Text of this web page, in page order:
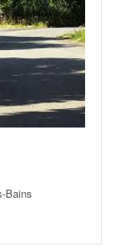
Bains